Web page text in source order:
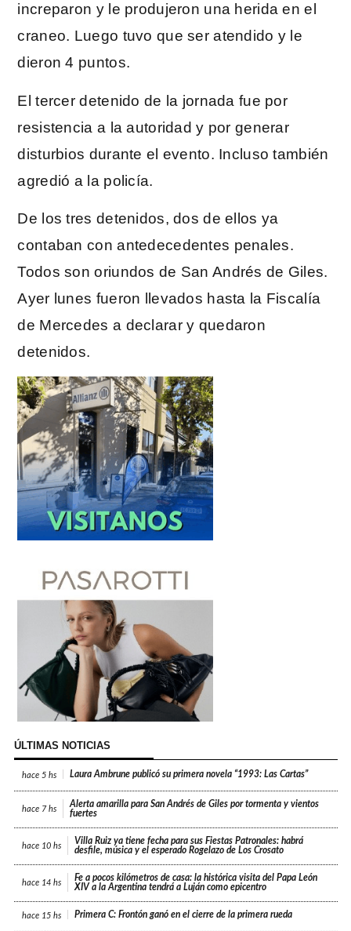
increparon y le produjeron una herida en el
craneo. Luego tuvo que ser atendido y le
dieron 4 puntos.
El tercer detenido de la jornada fue por
resistencia a la autoridad y por generar
disturbios durante el evento. Incluso también
agredió a la policía.
De los tres detenidos, dos de ellos ya
contaban con antedecedentes penales.
Todos son oriundos de San Andrés de Giles.
Ayer lunes fueron llevados hasta la Fiscalía
de Mercedes a declarar y quedaron
detenidos.
ÚLTIMAS NOTICIAS
hace 5 hs Laura Ambrune publicó su primera novela “1993: Las Cartas”
hace 7 hs
Alerta amarilla para San Andrés de Giles por tormenta y vientos
fuertes
hace 10 hs
Villa Ruiz ya tiene fecha para sus Fiestas Patronales: habrá
desfile, música y el esperado Rogelazo de Los Crosato
hace 14 hs
Fe a pocos kilómetros de casa: la histórica visita del Papa León
XIV a la Argentina tendrá a Luján como epicentro
hace 15 hs Primera C: Frontón ganó en el cierre de la primera rueda